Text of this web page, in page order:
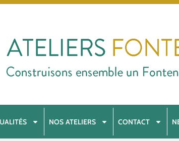
NOS ATELIERS CONTACT